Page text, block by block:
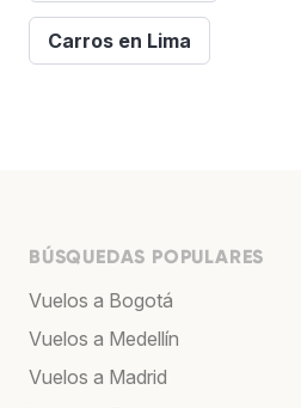
Carros en Lima
BÚSQUEDAS POPULARES
Vuelos a Bogotá
Vuelos a Medellín
Vuelos a Madrid